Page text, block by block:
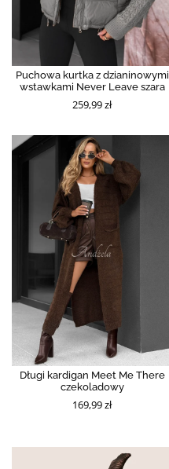
Puchowa kurtka z dzianinowymi
wstawkami Never Leave szara
259,99 zł
Długi kardigan Meet Me There
czekoladowy
169,99 zł